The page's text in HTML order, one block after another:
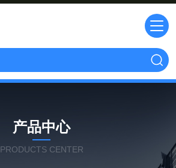
产品中心
PRODUCTS CENTER